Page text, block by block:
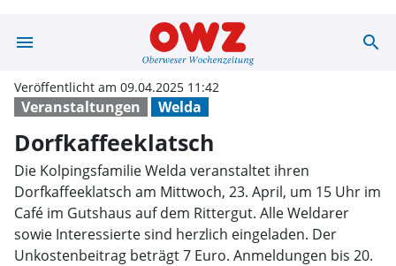
menu search
Veranstaltungen Welda
Veröffentlicht am 09.04.2025 11:42
Dorfkaffeeklatsch
Die Kolpingsfamilie Welda veranstaltet ihren
Dorfkaffeeklatsch am Mittwoch, 23. April, um 15 Uhr im
Café im Gutshaus auf dem Rittergut. Alle Weldarer
sowie Interessierte sind herzlich eingeladen. Der
Unkostenbeitrag beträgt 7 Euro. Anmeldungen bis 20.